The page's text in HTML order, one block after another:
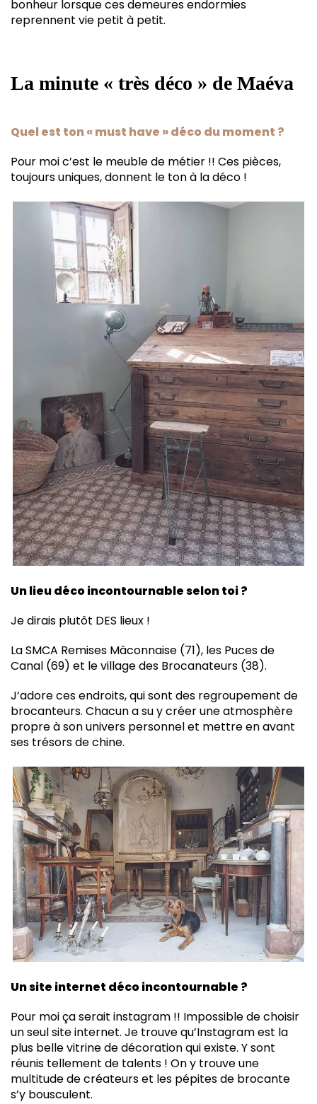
bonheur lorsque ces demeures endormies
reprennent vie petit à petit.
La minute « très déco » de Maéva
Quel est ton « must have » déco du moment ?
Pour moi c’est le meuble de métier !! Ces pièces,
toujours uniques, donnent le ton à la déco !
Un lieu déco incontournable selon toi ?
Je dirais plutôt DES lieux !
La SMCA Remises Mâconnaise (71), les Puces de
Canal (69) et le village des Brocanateurs (38).
J’adore ces endroits, qui sont des regroupement de
brocanteurs. Chacun a su y créer une atmosphère
propre à son univers personnel et mettre en avant
ses trésors de chine.
Un site internet déco incontournable ?
Pour moi ça serait instagram !! Impossible de choisir
un seul site internet. Je trouve qu’Instagram est la
plus belle vitrine de décoration qui existe. Y sont
réunis tellement de talents ! On y trouve une
multitude de créateurs et les pépites de brocante
s’y bousculent.